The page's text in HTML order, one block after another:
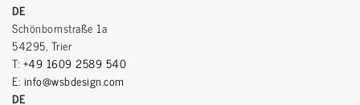
DE
Schönbornstraße 1a
54295, Trier
T: +49 1609 2589 540
E: info@wsbdesign.com
DE